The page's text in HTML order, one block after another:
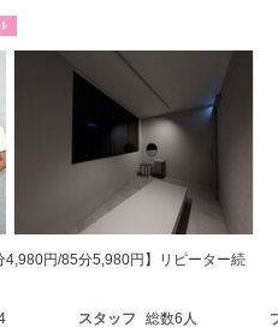
ﾙ
4,980円/85分5,980円】リピーター続
スタッフ 総数6人